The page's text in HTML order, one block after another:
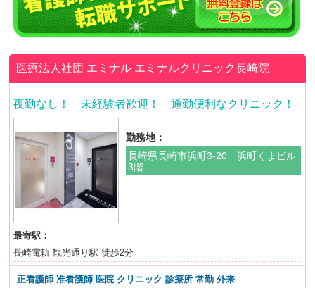
医療法人社団 エミナル エミナルクリニック長崎院
夜勤なし！ 未経験者歓迎！ 通勤便利なクリニック！
勤務地：
長崎県長崎市浜町3-20 浜町くまビル
3階
最寄駅：
長崎電軌 観光通り駅 徒歩2分
正看護師 准看護師 医院 クリニック 診療所 常勤 外来